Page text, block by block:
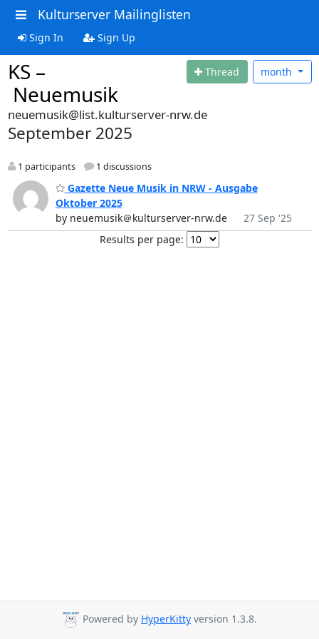
Kulturserver Mailinglisten
Sign In Sign Up
KS –
Neuemusik
Thread month
neuemusik@list.kulturserver-nrw.de
September 2025
1 participants 1 discussions
Gazette Neue Musik in NRW - Ausgabe
Oktober 2025
by neuemusik＠kulturserver-nrw.de
27 Sep '25
Results per page:
Powered by HyperKitty version 1.3.8.